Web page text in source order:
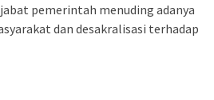
pemerintah menuding adanya
dan desakralisasi terhadap